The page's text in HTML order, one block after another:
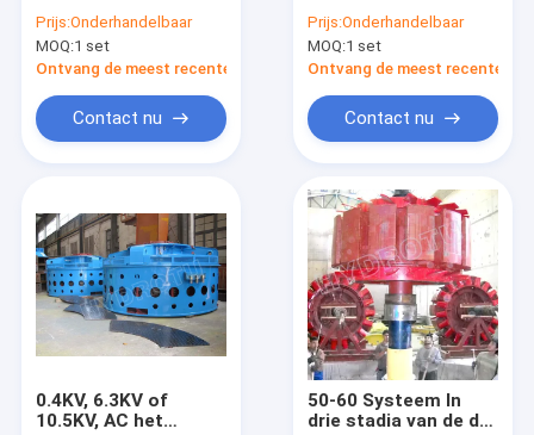
met Generator
100Kw - 4000Kw
Prijs:Onderhandelbaar
MOQ:1 set
Ontvang de meest recente Prijs
Contact nu
0.25Mpa - 2.5Mpa
voor Waterkracht
Prijs:Onderhandelbaar
MOQ:1 set
Ontvang de meest recente
Contact nu
0.4KV, 6.3KV of
10.5KV, AC het
50-60 Systeem In
drie stadia van de de